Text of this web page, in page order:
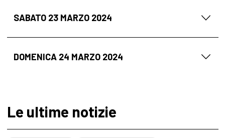
SABATO 23 MARZO 2024
DOMENICA 24 MARZO 2024
Le ultime notizie